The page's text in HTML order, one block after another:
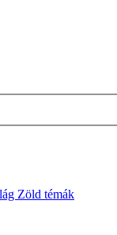
Zöld témák